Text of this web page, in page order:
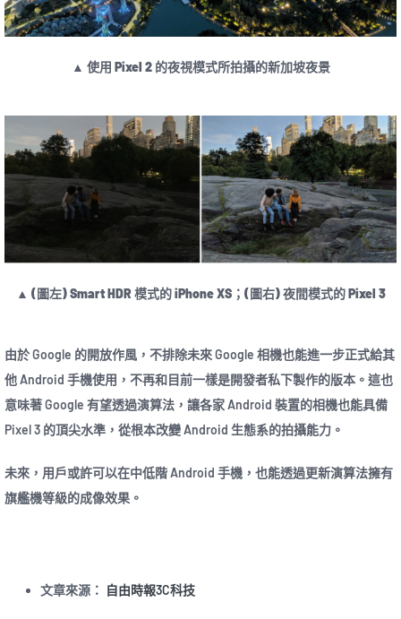
▲ 使用 Pixel 2 的夜視模式所拍攝的新加坡夜景
▲ (圖左) Smart HDR 模式的 iPhone XS；(圖右) 夜間模式的 Pixel 3
由於 Google 的開放作風，不排除未來 Google 相機也能進一步正式給其
他 Android 手機使用，不再和目前一樣是開發者私下製作的版本。這也
意味著 Google 有望透過演算法，讓各家 Android 裝置的相機也能具備
Pixel 3 的頂尖水準，從根本改變 Android 生態系的拍攝能力。
未來，用戶或許可以在中低階 Android 手機，也能透過更新演算法擁有
旗艦機等級的成像效果。
文章來源： 自由時報3C科技